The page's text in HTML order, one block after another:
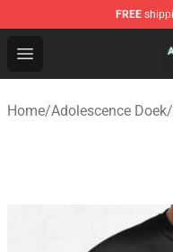
FREE
Open menu
Adolescence Shop
Home/Adolescence Doek/